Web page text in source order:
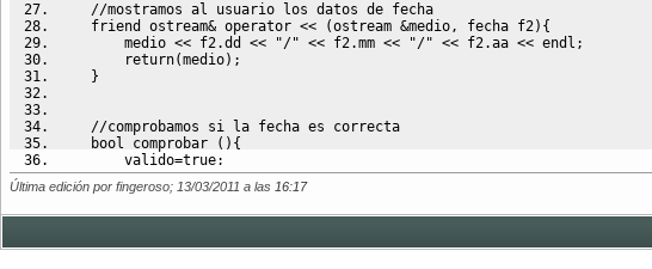
//mostramos al usuario los datos de fecha
friend ostream& operator << (ostream &medio, fecha f2) {
medio << f2.dd << "/" << f2.mm << "/" << f2.aa << endl ;
return(medio) ;
}
//comprobamos si la fecha es correcta
bool comprobar
( ) {
valido=true;
if (dd<1 || dd>31) valido=false;
if (mm <1 || mm >12) valido
if (aa<1950 || aa>2011) valido=false;
return (valido);
Última edición por fingeroso; 13/03/2011 a las 16:17